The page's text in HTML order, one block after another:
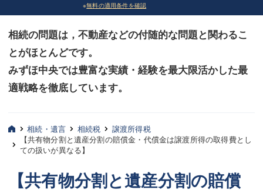
法律相談など（その他）
お客様へ
みずほ中央の特長・実質編
弁護士紹介
酒井 博之
※無料の適用条件を確認
相続の問題は，不動産などの付随的な問題と関わるこ
とがほとんどです。
みずほ中央では豊富な実績・経験を最大限活かした最
適戦略を徹底しています。
法律相談など（その他）
お客様へ
みずほ中央の特長・実質編
弁護士紹介
酒井 博之
相続・遺言 相続税
譲渡所得税
【共有物分割と遺産分割の賠償金・代償金は譲渡所得の取得費とし
ての扱いが異なる】
【共有物分割と遺産分割の賠償